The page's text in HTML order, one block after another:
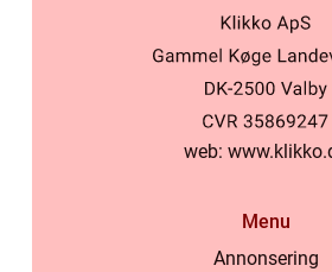
web:
Menu
Annonsering